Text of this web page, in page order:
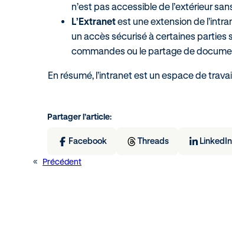
n’est pas accessible de l’extérieur
L’Extranetest une extension de
un accès sécurisé à certaines parties
commandes ou le partage de
En résumé, l’intranet est un espace de
Partager l’article:
Facebook Threads LinkedIn
« Précédent